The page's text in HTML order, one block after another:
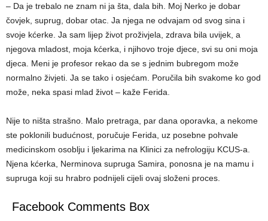
– Da je trebalo ne znam ni ja šta, dala bih. Moj Nerko je dobar
čovjek, suprug, dobar otac. Ja njega ne odvajam od svog sina i
svoje kćerke. Ja sam lijep život proživjela, zdrava bila uvijek, a
njegova mladost, moja kćerka, i njihovo troje djece, svi su oni moja
djeca. Meni je profesor rekao da se s jednim bubregom može
normalno živjeti. Ja se tako i osjećam. Poručila bih svakome ko god
može, neka spasi mlad život – kaže Ferida.
Nije to ništa strašno. Malo pretraga, par dana oporavka, a nekome
ste poklonili budućnost, poručuje Ferida, uz posebne pohvale
medicinskom osoblju i ljekarima na Klinici za nefrologiju KCUS-a.
Njena kćerka, Nerminova supruga Samira, ponosna je na mamu i
supruga koji su hrabro podnijeli cijeli ovaj složeni proces.
Facebook Comments Box